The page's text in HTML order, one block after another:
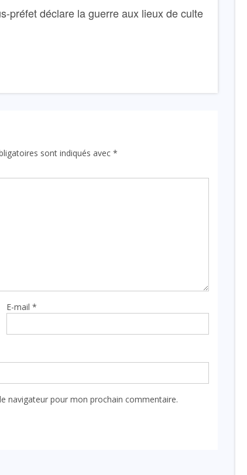
préfet déclare la guerre aux lieux de culte
sont indiqués avec *
E-mail*
navigateur pour mon prochain commentaire.